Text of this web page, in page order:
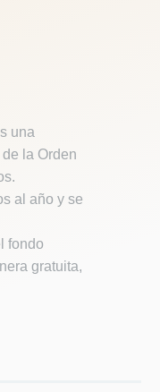
una
la Orden
al año y se
fondo
gratuita,